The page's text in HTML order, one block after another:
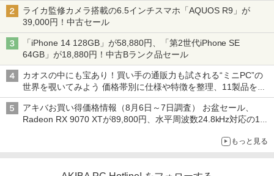
ライカ監修カメラ搭載の6.5インチスマホ「AQUOS R9」が
39,000円！中古セール
「iPhone 14 128GB」が58,880円、「第2世代iPhone SE
64GB」が18,880円！中古Bランク品セール
カオスの中にも宝あり！買い手の通販力も試される“ミニPC”の
世界を覗いてみよう 価格帯別に仕様や特徴を整理、11製品をピ
ックアップ text by 石川 ひさよし
アキバお買い得価格情報（8月6日～7日調査） お盆セール、
Radeon RX 9070 XTが89,800円、水平周波数24.8kHz対応の17
もっと見る